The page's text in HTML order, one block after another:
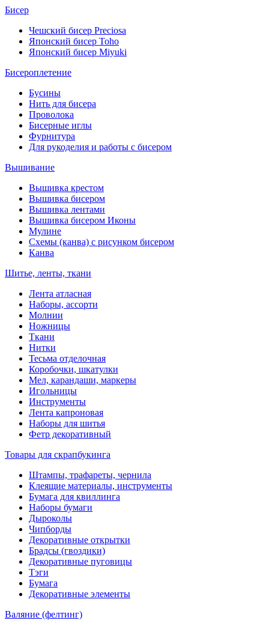
Бисер
Чешский бисер Preciosa
Японский бисер Toho
Японский бисер Miyuki
Бисероплетение
Бусины
Нить для бисера
Проволока
Бисерные иглы
Фурнитура
Для рукоделия и работы с бисером
Вышивание
Вышивка крестом
Вышивка бисером
Вышивка лентами
Вышивка бисером Иконы
Мулине
Схемы (канва) с рисунком бисером
Канва
Шитье, ленты, ткани
Лента атласная
Наборы, ассорти
Молнии
Ножницы
Ткани
Нитки
Тесьма отделочная
Коробочки, шкатулки
Мел, карандаши, маркеры
Игольницы
Инструменты
Лента капроновая
Наборы для шитья
Фетр декоративный
Товары для скрапбукинга
Штампы, трафареты, чернила
Клеящие материалы, инструменты
Бумага для квиллинга
Наборы бумаги
Дыроколы
Чипборды
Декоративные открытки
Брадсы (гвоздики)
Декоративные пуговицы
Тэги
Бумага
Декоративные элементы
Валяние (фелтинг)